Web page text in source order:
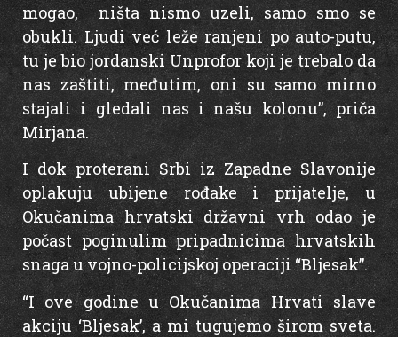
mogao, ništa nismo uzeli, samo smo se
obukli. Ljudi već leže ranjeni po auto-putu,
tu je bio jordanski Unprofor koji je trebalo da
nas zaštiti, međutim, oni su samo mirno
stajali i gledali nas i našu kolonu”, priča
Mirjana.
I dok proterani Srbi iz Zapadne Slavonije
oplakuju ubijene rođake i prijatelje, u
Okučanima hrvatski državni vrh odao je
počast poginulim pripadnicima hrvatskih
snaga u vojno-policijskoj operaciji “Bljesak”.
“I ove godine u Okučanima Hrvati slave
akciju ‘Bljesak’, a mi tugujemo širom sveta.